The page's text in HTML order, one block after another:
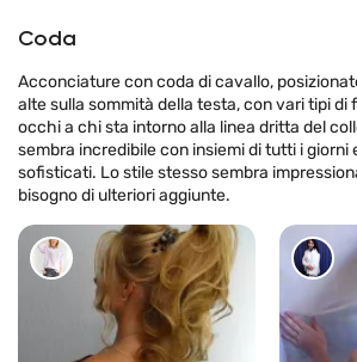
Coda
Acconciature con coda di cavallo,
alte sulla sommità della testa, con vari tipi di
occhi a chi sta intorno alla linea dritta del
sembra incredibile con insiemi di tutti i giorni
sofisticati. Lo stile stesso sembra
bisogno di ulteriori aggiunte.